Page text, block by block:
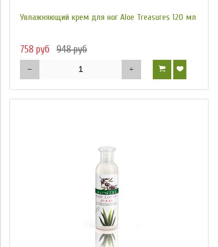
Увлажняющий крем для ног Aloe Treasures 120 мл
758 руб 948 руб